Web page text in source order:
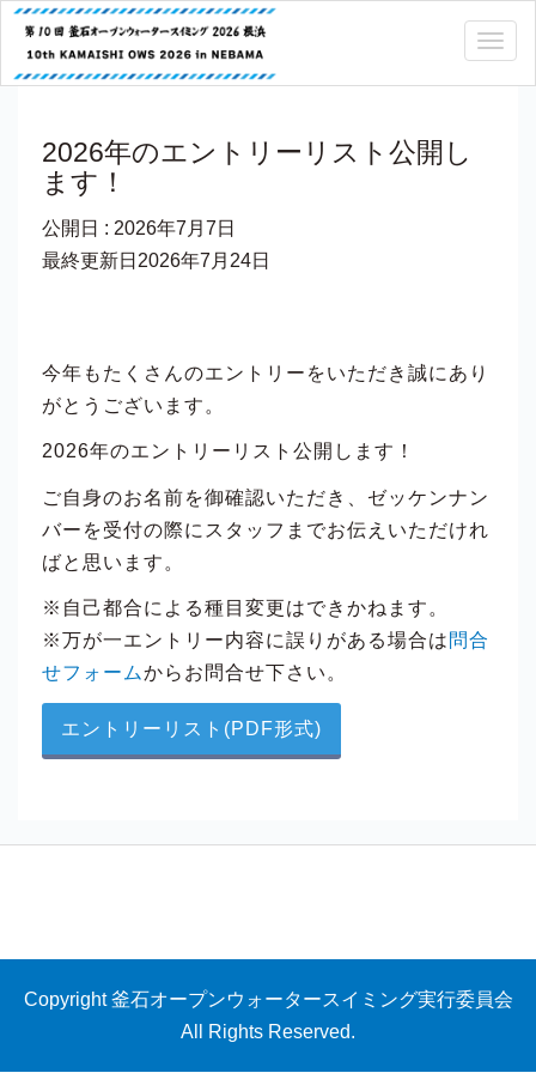
2026年のエントリーリスト公開し
ます！
公開日 : 2026年7月7日
最終更新日2026年7月24日
今年もたくさんのエントリーをいただき誠にあり
がとうございます。
2026年のエントリーリスト公開します！
ご自身のお名前を御確認いただき、ゼッケンナン
バーを受付の際にスタッフまでお伝えいただけれ
ばと思います。
※自己都合による種目変更はできかねます。
※万が一エントリー内容に誤りがある場合は 問合
せフォームからお問合せ下さい。
エントリーリスト(PDF形式)
Copyright 釜石オープンウォータースイミング実行委員会
All Rights Reserved.